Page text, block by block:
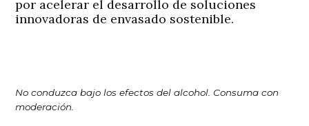
por acelerar el desarrollo de soluciones
innovadoras de envasado sostenible.
No conduzca bajo los efectos del alcohol. Consuma con
moderación.